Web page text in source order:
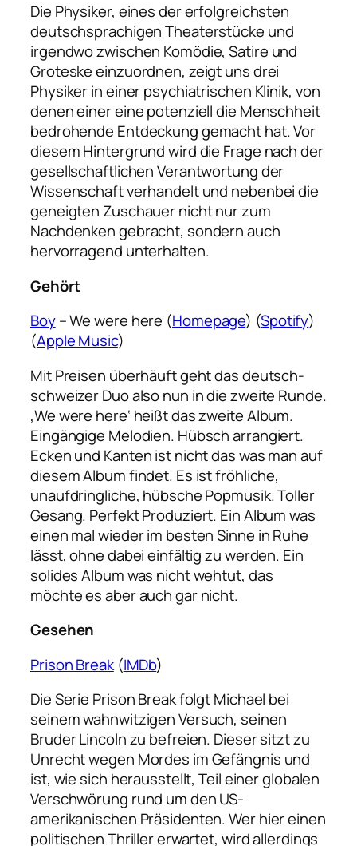
Die Physiker, eines der erfolgreichsten
deutschsprachigen Theaterstücke und
irgendwo zwischen Komödie, Satire und
Groteske einzuordnen, zeigt uns drei
Physiker in einer psychiatrischen Klinik, von
denen einer eine potenziell die Menschheit
bedrohende Entdeckung gemacht hat. Vor
diesem Hintergrund wird die Frage nach der
gesellschaftlichen Verantwortung der
Wissenschaft verhandelt und nebenbei die
geneigten Zuschauer nicht nur zum
Nachdenken gebracht, sondern auch
hervorragend unterhalten.
Gehört
Boy– We were here (Homepage) (Spotify)
(Apple Music)
Mit Preisen überhäuft geht das deutsch-
schweizer Duo also nun in die zweite Runde.
‚We were here‘ heißt das zweite Album.
Eingängige Melodien. Hübsch arrangiert.
Ecken und Kanten ist nicht das was man auf
diesem Album findet. Es ist fröhliche,
unaufdringliche, hübsche Popmusik. Toller
Gesang. Perfekt Produziert. Ein Album was
einen mal wieder im besten Sinne in Ruhe
lässt, ohne dabei einfältig zu werden. Ein
solides Album was nicht wehtut, das
möchte es aber auch gar nicht.
Gesehen
Prison Break(IMDb)
Die Serie Prison Break folgt Michael bei
seinem wahnwitzigen Versuch, seinen
Bruder Lincoln zu befreien. Dieser sitzt zu
Unrecht wegen Mordes im Gefängnis und
ist, wie sich herausstellt, Teil einer globalen
Verschwörung rund um den US-
amerikanischen Präsidenten. Wer hier einen
politischen Thriller erwartet, wird allerdings